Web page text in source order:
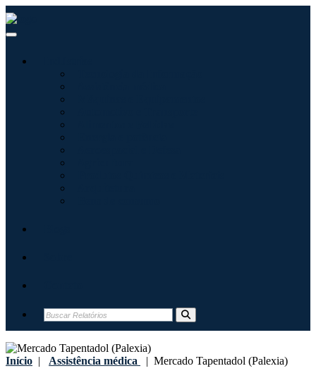
Início | Assistência médica | Mercado Tapentadol (Palexia)